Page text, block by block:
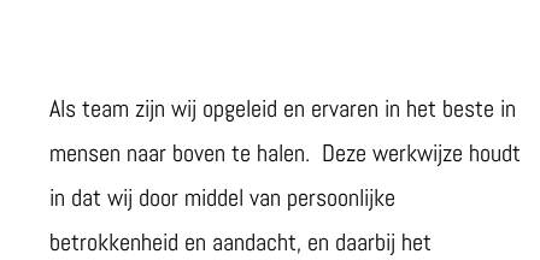
Als team zijn wij opgeleid en ervaren in het beste in
mensen naar boven te halen. Deze werkwijze houdt
in dat wij door middel van persoonlijke
betrokkenheid en aandacht, en daarbij het